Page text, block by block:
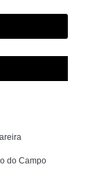
do Campo